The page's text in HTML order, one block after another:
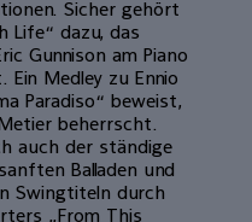
Sicher gehört
Life“ dazu, das
Gunnison am Piano
Medley zu Ennio
Paradiso“ beweist,
beherrscht.
auch der ständige
Balladen und
Swingtiteln durch
„From This